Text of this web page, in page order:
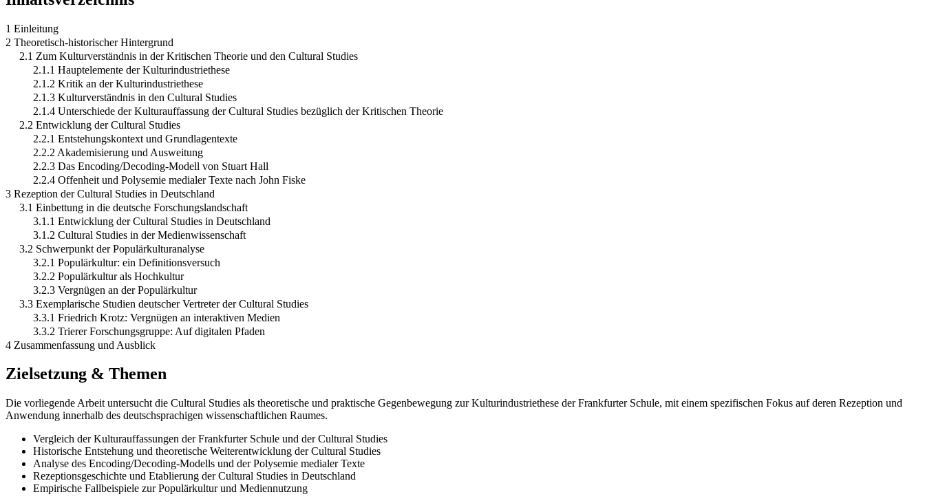
1 Einleitung
2 Theoretisch-historischer Hintergrund
2.1 Zum Kulturverständnis in der Kritischen Theorie und den Cultural Studies
2.1.1 Hauptelemente der Kulturindustriethese
2.1.2 Kritik an der Kulturindustriethese
2.1.3 Kulturverständnis in den Cultural Studies
2.1.4 Unterschiede der Kulturauffassung der Cultural Studies bezüglich der Kritischen Theorie
2.2 Entwicklung der Cultural Studies
2.2.1 Entstehungskontext und Grundlagentexte
2.2.2 Akademisierung und Ausweitung
2.2.3 Das Encoding/Decoding-Modell von Stuart Hall
2.2.4 Offenheit und Polysemie medialer Texte nach John Fiske
3 Rezeption der Cultural Studies in Deutschland
3.1 Einbettung in die deutsche Forschungslandschaft
3.1.1 Entwicklung der Cultural Studies in Deutschland
3.1.2 Cultural Studies in der Medienwissenschaft
3.2 Schwerpunkt der Populärkulturanalyse
3.2.1 Populärkultur: ein Definitionsversuch
3.2.2 Populärkultur als Hochkultur
3.2.3 Vergnügen an der Populärkultur
3.3 Exemplarische Studien deutscher Vertreter der Cultural Studies
3.3.1 Friedrich Krotz: Vergnügen an interaktiven Medien
3.3.2 Trierer Forschungsgruppe: Auf digitalen Pfaden
4 Zusammenfassung und Ausblick
Zielsetzung & Themen
Die vorliegende Arbeit untersucht die Cultural Studies als theoretische und praktische Gegenbewegung zur Kulturindustriethese der Frankfurter Schule, mit einem spezifischen Fokus auf deren Rezeption und
Anwendung innerhalb des deutschsprachigen wissenschaftlichen Raumes.
Vergleich der Kulturauffassungen der Frankfurter Schule und der Cultural Studies
Historische Entstehung und theoretische Weiterentwicklung der Cultural Studies
Analyse des Encoding/Decoding-Modells und der Polysemie medialer Texte
Rezeptionsgeschichte und Etablierung der Cultural Studies in Deutschland
Empirische Fallbeispiele zur Populärkultur und Mediennutzung